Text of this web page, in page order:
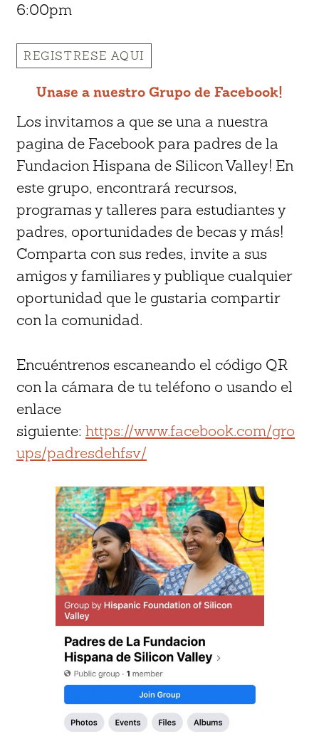
6:00pm
REGISTRESE AQUI
Unase a nuestro Grupo de Facebook!
Los invitamos a que se una a nuestra
pagina de Facebook para padres de la
Fundacion Hispana de Silicon Valley! En
este grupo, encontrará recursos,
programas y talleres para estudiantes y
padres, oportunidades de becas y más!
Comparta con sus redes, invite a sus
amigos y familiares y publique cualquier
oportunidad que le gustaria compartir
con la comunidad.
Encuéntrenos escaneando el código QR
con la cámara de tu teléfono o usando el
enlace
siguiente: https://www.facebook.com/gro
ups/padresdehfsv/